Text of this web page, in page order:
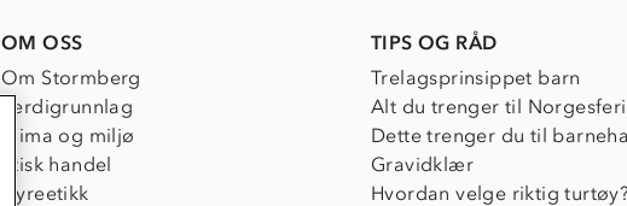
OM OSS
Om Stormberg
Verdigrunnlag
Klima og miljø
Etisk handel
Dyreetikk
TIPS OG RÅD
Trelagsprinsippet barn
Alt du trenger til
Dette trenger du til
Gravidklær
Hvordan velge riktig